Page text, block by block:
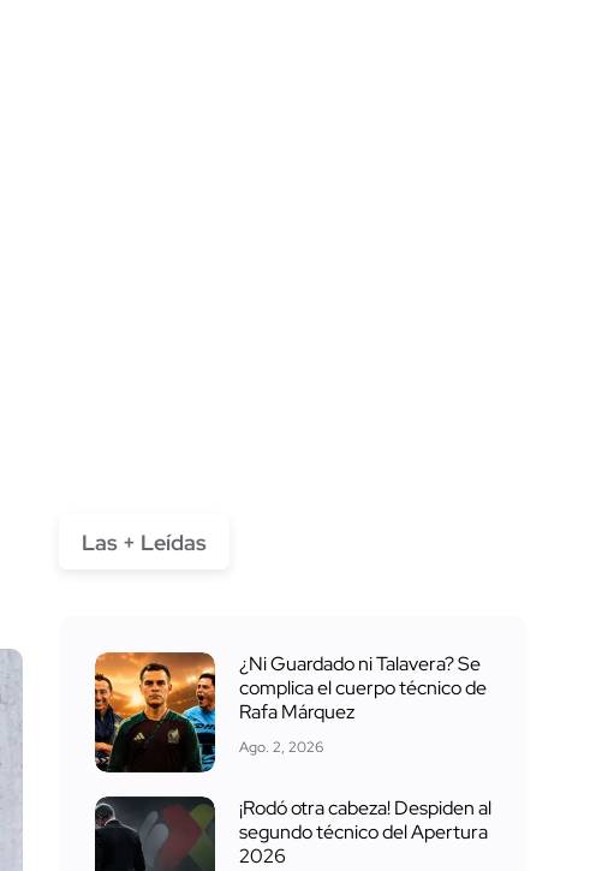
Las + Leídas
¿Ni Guardado ni Talavera? Se
complica el cuerpo técnico de
Rafa Márquez
Ago. 2, 2026
¡Rodó otra cabeza! Despiden al
segundo técnico del Apertura
2026